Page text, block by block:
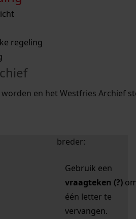
met een aantal zoektips.
met een aantal zoektips.
regeling
en het Westfries Archief
zoektips
uw zoekopdracht te
breder:
Gebruik een
vraagteken (?)
één letter te
vervangen.